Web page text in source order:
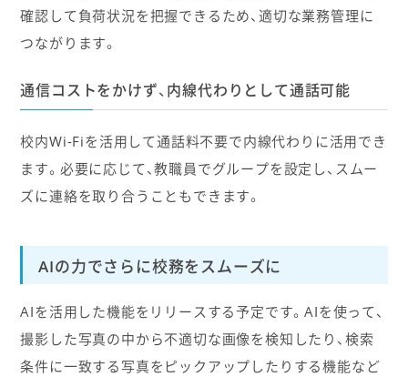
確認して負荷状況を把握できるため、適切な業務管理に
つながります。
通信コストをかけず、内線代わりとして通話可能
校内Wi-Fiを活用して通話料不要で内線代わりに活用でき
ます。必要に応じて、教職員でグループを設定し、スムー
ズに連絡を取り合うこともできます。
AIの力でさらに校務をスムーズに
AIを活用した機能をリリースする予定です。AIを使って、
撮影した写真の中から不適切な画像を検知したり、検索
条件に一致する写真をピックアップしたりする機能など